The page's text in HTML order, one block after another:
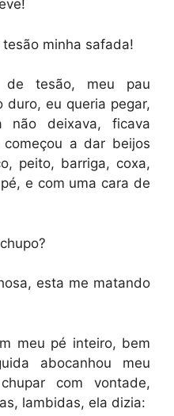
minha safada!
de tesão, meu pau
duro, eu queria pegar,
não deixava, ficava
a dar beijos
peito, barriga, coxa,
e com uma cara de
esta me matando
meu pé inteiro, bem
abocanhou meu
com vontade,
lambidas, ela dizia: